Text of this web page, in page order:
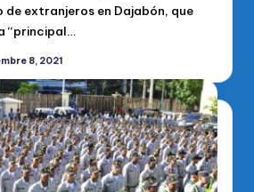
extranjeros en Dajabón, que
“principal…
8, 2021